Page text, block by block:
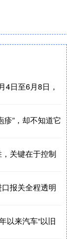
4日至6月8日，
”，却不知道它
关键在于控制
报关全程透明
以来汽车“以旧